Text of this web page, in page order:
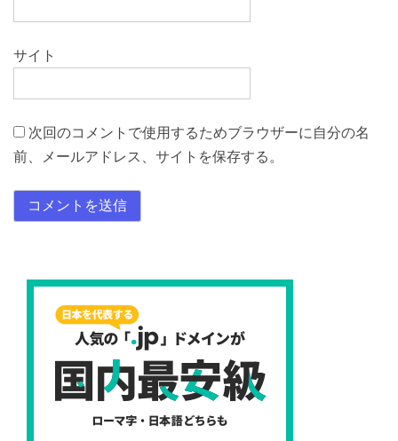
サイト
次回のコメントで使用するためブラウザーに自分の名
前、メールアドレス、サイトを保存する。